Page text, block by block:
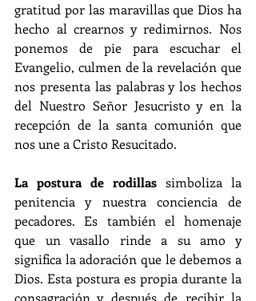
gratitud por las maravillas que Dios ha
hecho al crearnos y redimirnos. Nos
ponemos de pie para escuchar el
Evangelio, culmen de la revelación que
nos presenta las palabras y los hechos
del Nuestro Señor Jesucristo y en la
recepción de la santa comunión que
nos une a Cristo Resucitado.
La postura de rodillas simboliza la
penitencia y nuestra conciencia de
pecadores. Es también el homenaje
que un vasallo rinde a su amo y
significa la adoración que le debemos a
Dios. Esta postura es propia durante la
consagración y después de recibir la